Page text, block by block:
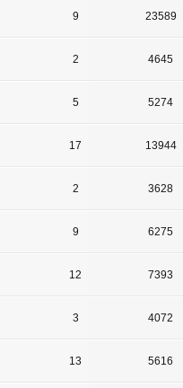
9 23589
2 4645
5 5274
17 13944
2 3628
9 6275
12 7393
3 4072
13 5616